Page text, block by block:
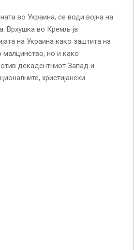
во Украина, се води војна на
Врхушка во Кремљ ја
на Украина како заштита на
малцинство, но и како
декадентниот Запад и
христијански